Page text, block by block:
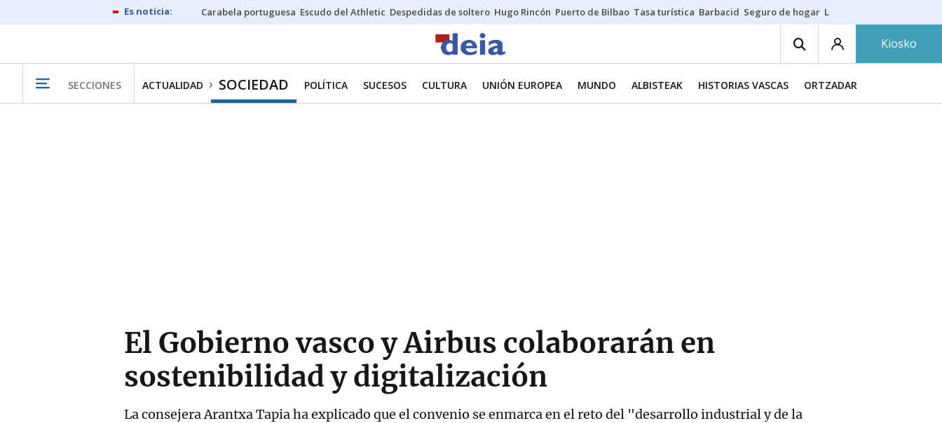
Carabela portuguesa Escudo del Athletic Despedidas de soltero Hugo Rincón Puerto de Bilbao Tasa turística Barbacid Seguro de hogar Lío Athletic-Osasuna
Kiosko
SECCIONES ACTUALIDAD SOCIEDAD POLÍTICA SUCESOS CULTURA UNIÓN EUROPEA MUNDO ALBISTEAK HISTORIAS VASCAS ORTZADAR
El Gobierno vasco y Airbus colaborarán en
sostenibilidad y digitalización
La consejera Arantxa Tapia ha explicado que el convenio se enmarca en el reto del "desarrollo industrial y de la